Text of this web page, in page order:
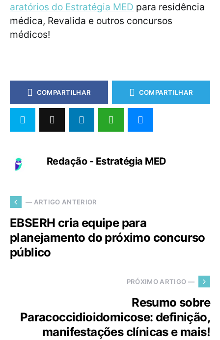
aratórios do Estratégia MED para residência
médica, Revalida e outros concursos
médicos!
COMPARTILHAR COMPARTILHAR
Redação - Estratégia MED
— ARTIGO ANTERIOR
EBSERH cria equipe para
planejamento do próximo concurso
público
PRÓXIMO ARTIGO —
Resumo sobre
Paracoccidioidomicose: definição,
manifestações clínicas e mais!